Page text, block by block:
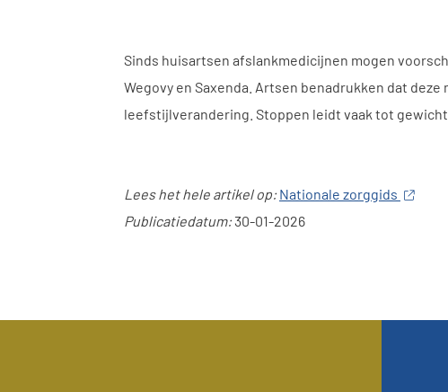
Sinds huisartsen afslankmedicijnen mogen
Wegovy en Saxenda. Artsen benadrukken dat
leefstijlverandering. Stoppen leidt vaak tot
Lees het hele artikel op: Nationale zorggids
Publicatiedatum:30-01-2026